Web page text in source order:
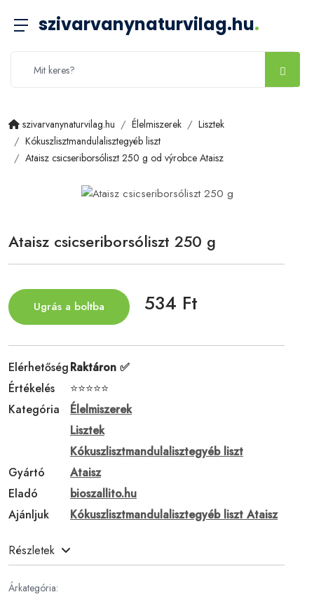
szivarvanynaturvilag.hu.
szivarvanynaturvilag.hu Élelmiszerek
Lisztek
Kókuszlisztmandulalisztegyéb liszt
Ataisz csicseriborsóliszt 250 g od výrobce Ataisz
Ataisz csicseriborsóliszt 250 g
Ugrás a boltba 534 Ft
ElérhetőségRaktáron ✅
Értékelés
⭐⭐⭐⭐⭐
Kategória
Élelmiszerek
Lisztek
Kókuszlisztmandulalisztegyéb liszt
Gyártó
Ataisz
Eladó
bioszallito.hu
Ajánljuk
Kókuszlisztmandulalisztegyéb liszt Ataisz
Részletek
Árkategória: